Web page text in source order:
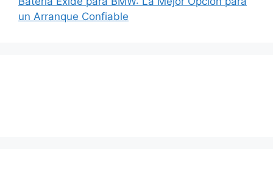
un Arranque Confiable